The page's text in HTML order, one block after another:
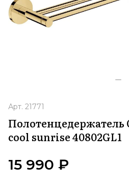
Арт. 21771
Полотенцедержатель
cool sunrise 40802GL1
15 990 ₽